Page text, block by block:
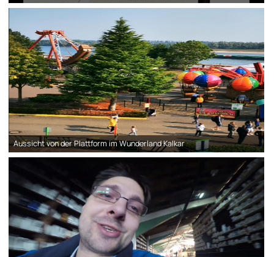
Aussicht von der Plattform im Wunderland Kalkar